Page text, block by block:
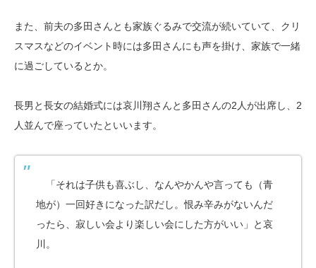
また、前夫の多田さんとも家族ぐるみで交流が続いていて、クリ
スマスなどのイベント時には多田さんにも声を掛け、家族で一緒
に過ごしているとか。
長男と長女の結婚式には哀川翔さんと多田さんの2人が出席し、2
人並んで座っていたといいます。
「それは子供も喜ぶし、なんやかんや言っても（青
地が）一回好きになった訳だし。恨み辛みがないんだ
ったら、寂しい会より楽しい会にした方がいい」と哀
川。